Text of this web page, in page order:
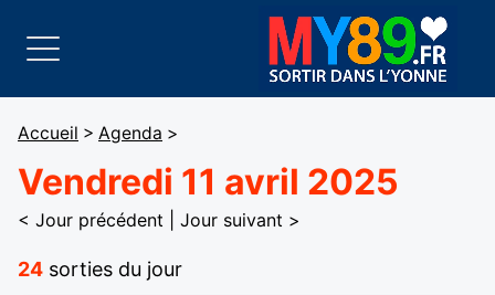
Accueil > Agenda >
Vendredi 11 avril 2025
< Jour précédent Jour suivant >
24 sorties du jour